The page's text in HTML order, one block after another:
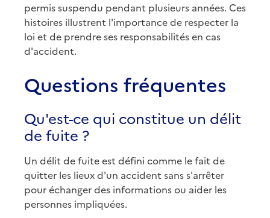
permis suspendu pendant plusieurs années. Ces
histoires illustrent l'importance de respecter la
loi et de prendre ses responsabilités en cas
d'accident.
Questions fréquentes
Qu'est-ce qui constitue un délit
de fuite ?
Un délit de fuite est défini comme le fait de
quitter les lieux d'un accident sans s'arrêter
pour échanger des informations ou aider les
personnes impliquées.